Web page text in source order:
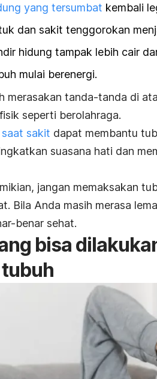
yang tersumbat kembali
dan sakit tenggorokan
hidung tampak lebih cair
mulai berenergi.
merasakan tanda-tanda di
seperti berolahraga.
sakit dapat membantu
suasana hati dan
jangan memaksakan
Bila Anda masih merasa
benar sehat.
bisa